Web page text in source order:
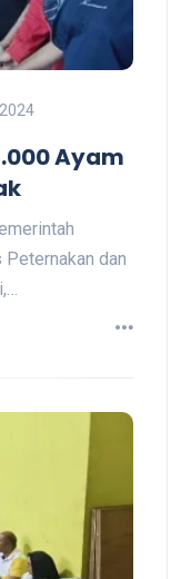
Ayam
dan